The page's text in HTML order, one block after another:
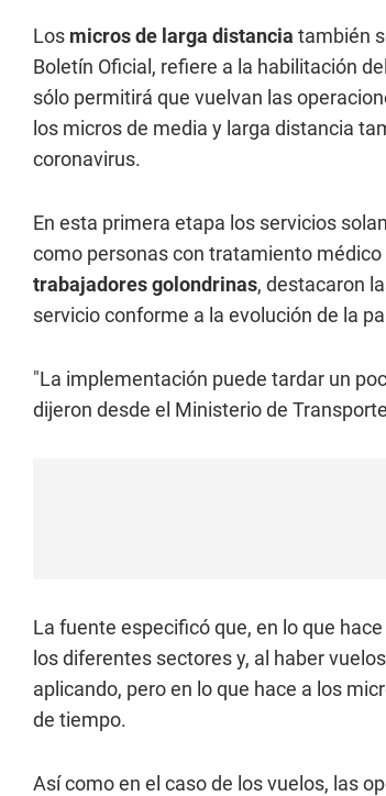
Los micros de larga distancia también
Boletín Oficial, refiere a la habilitación
sólo permitirá que vuelvan las
los micros de media y larga distancia
coronavirus.
En esta primera etapa los servicios
como personas con tratamiento
trabajadores golondrinas, destacaron
servicio conforme a la evolución de la
"La implementación puede tardar un
dijeron desde el Ministerio de
La fuente especificó que, en lo que
los diferentes sectores y, al haber
aplicando, pero en lo que hace a los
de tiempo.
Así como en el caso de los vuelos, las